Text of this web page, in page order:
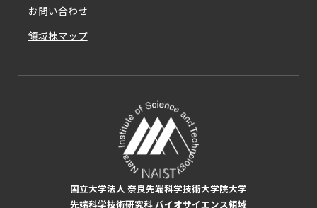
お問い合わせ
領域棟マップ
国立大学法人 奈良先端科学技術大学院大学
先端科学技術研究科 バイオサイエンス領域